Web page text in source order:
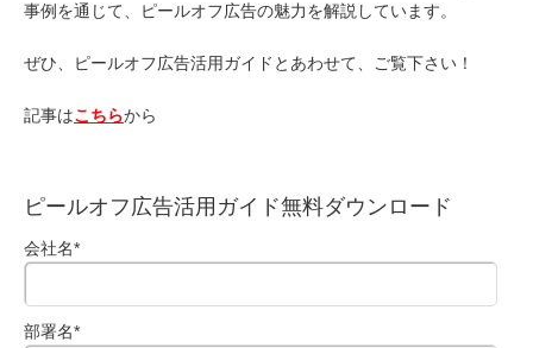
事例を通じて、ピールオフ広告の魅力を解説しています。
ぜひ、ピールオフ広告活用ガイドとあわせて、ご覧下さい！
記事はこちらから
ピールオフ広告活用ガイド無料ダウンロード
会社名*
部署名*